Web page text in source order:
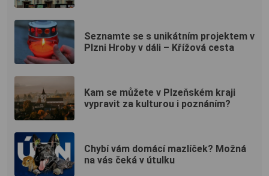
Seznamte se s unikátním projektem v
Plzni Hroby v dáli – Křížová cesta
Kam se můžete v Plzeňském kraji
vypravit za kulturou i poznáním?
Chybí vám domácí mazlíček? Možná
na vás čeká v útulku